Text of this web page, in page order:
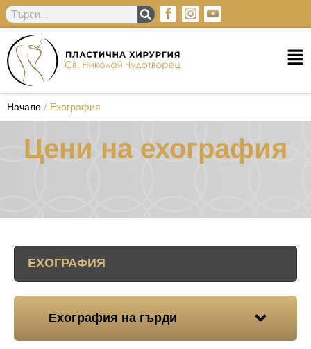
Начало / Ехография
Цени на ехография
ЕХОГРАФИЯ
Ехография на гърди